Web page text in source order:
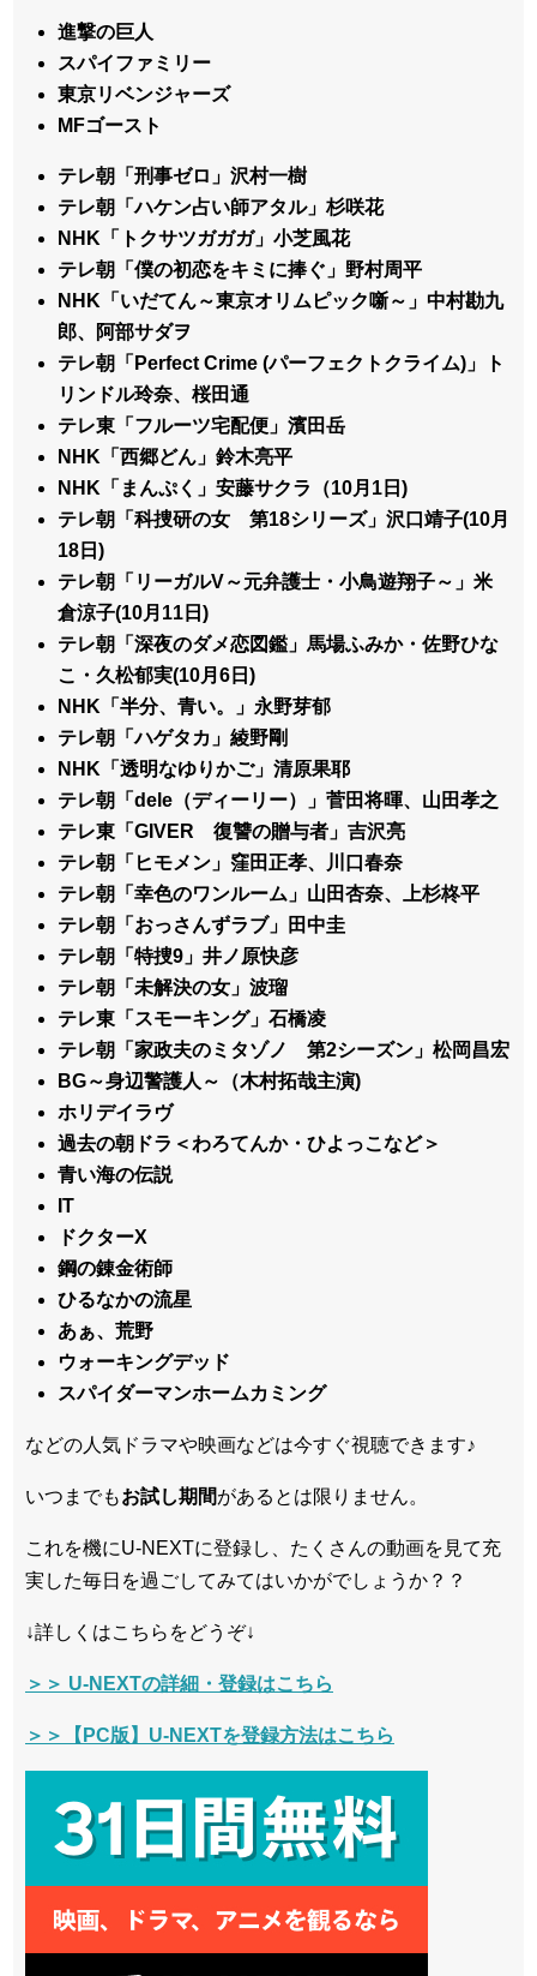
進撃の巨人
スパイファミリー
東京リベンジャーズ
MFゴースト
テレ朝「刑事ゼロ」沢村一樹
テレ朝「ハケン占い師アタル」杉咲花
NHK「トクサツガガガ」小芝風花
テレ朝「僕の初恋をキミに捧ぐ」野村周平
NHK「いだてん～東京オリムピック噺～」中村勘九
郎、阿部サダヲ
テレ朝「Perfect Crime (パーフェクトクライム)」ト
リンドル玲奈、桜田通
テレ東「フルーツ宅配便」濱田岳
NHK「西郷どん」鈴木亮平
NHK「まんぷく」安藤サクラ（10月1日)
テレ朝「科捜研の女 第18シリーズ」沢口靖子(10月
18日)
テレ朝「リーガルV～元弁護士・小鳥遊翔子～」米
倉涼子(10月11日)
テレ朝「深夜のダメ恋図鑑」馬場ふみか・佐野ひな
こ・久松郁実(10月6日)
NHK「半分、青い。」永野芽郁
テレ朝「ハゲタカ」綾野剛
NHK「透明なゆりかご」清原果耶
テレ朝「dele（ディーリー）」菅田将暉、山田孝之
テレ東「GIVER 復讐の贈与者」吉沢亮
テレ朝「ヒモメン」窪田正孝、川口春奈
テレ朝「幸色のワンルーム」山田杏奈、上杉柊平
テレ朝「おっさんずラブ」田中圭
テレ朝「特捜9」井ノ原快彦
テレ朝「未解決の女」波瑠
テレ東「スモーキング」石橋凌
テレ朝「家政夫のミタゾノ 第2シーズン」松岡昌宏
BG～身辺警護人～（木村拓哉主演)
ホリデイラヴ
過去の朝ドラ＜わろてんか・ひよっこなど＞
青い海の伝説
IT
ドクターX
鋼の錬金術師
ひるなかの流星
あぁ、荒野
ウォーキングデッド
スパイダーマンホームカミング
などの人気ドラマや映画などは今すぐ視聴できます♪
いつまでもお試し期間があるとは限りません。
これを機にU-NEXTに登録し、たくさんの動画を見て充
実した毎日を過ごしてみてはいかがでしょうか？？
↓詳しくはこちらをどうぞ↓
＞＞ U-NEXTの詳細・登録はこちら
＞＞【PC版】U-NEXTを登録方法はこちら